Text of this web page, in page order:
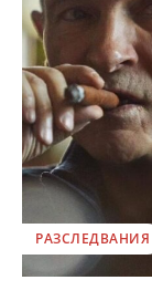
РАЗСЛЕДВАНИЯ